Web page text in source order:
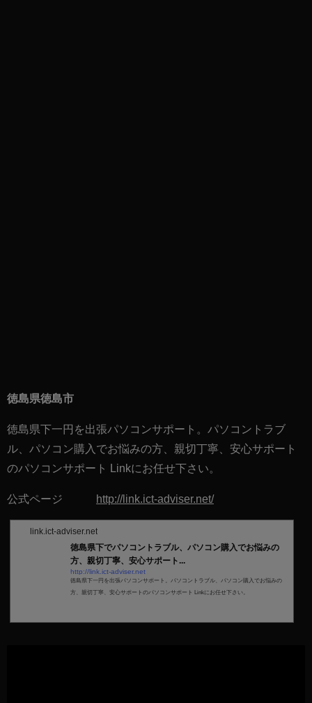
徳島県徳島市
徳島県下一円を出張パソコンサポート。パソコントラブ
ル、パソコン購入でお悩みの方、親切丁寧、安心サポート
のパソコンサポート Linkにお任せ下さい。
公式ページ http://link.ict-adviser.net/
link.ict-adviser.net
徳島県下でパソコントラブル、パソコン購入でお悩みの
方、親切丁寧、安心サポート...
http://link.ict-adviser.net
徳島県下一円を出張パソコンサポート。パソコントラブル、パソコン購入でお悩みの
方、親切丁寧、安心サポートのパソコンサポート Linkにお任せ下さい。